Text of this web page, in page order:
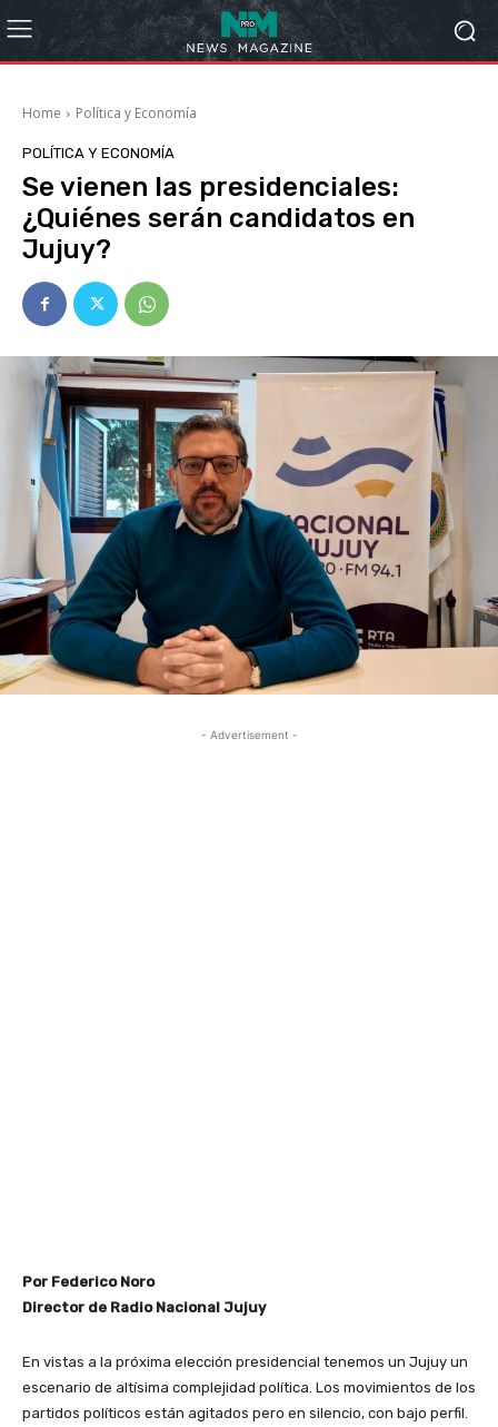
Home Política y Economía
POLÍTICA Y ECONOMÍA
Se vienen las presidenciales:
¿Quiénes serán candidatos en
Jujuy?
- Advertisement -
Por Federico Noro
Director de Radio Nacional Jujuy
En vistas a la próxima elección presidencial tenemos un Jujuy un
escenario de altísima complejidad política. Los movimientos de los
partidos políticos están agitados pero en silencio, con bajo perfil.